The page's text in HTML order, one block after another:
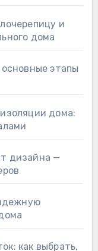
и
дома
этапы
дома:
дизайна —
как выбрать,